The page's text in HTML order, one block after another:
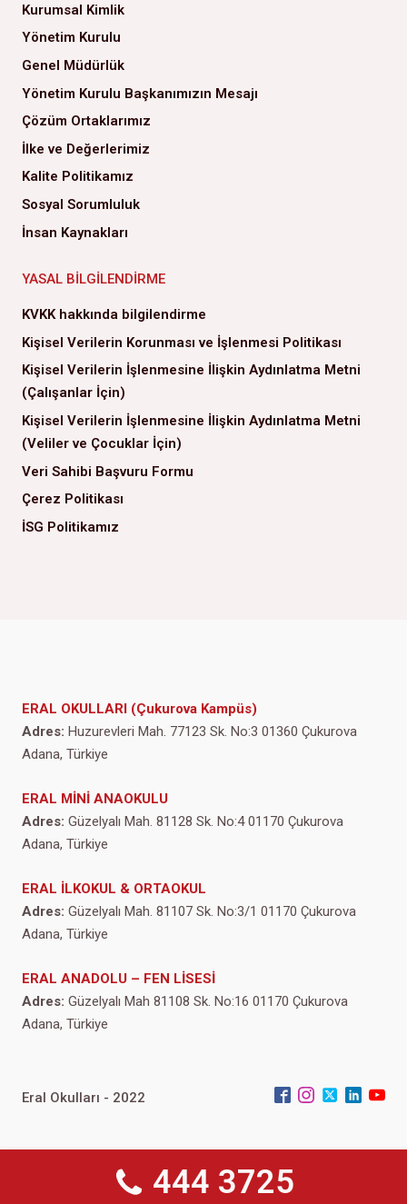
Kurumsal Kimlik
Yönetim Kurulu
Genel Müdürlük
Yönetim Kurulu Başkanımızın Mesajı
Çözüm Ortaklarımız
İlke ve Değerlerimiz
Kalite Politikamız
Sosyal Sorumluluk
İnsan Kaynakları
YASAL BILGILENDIRME
KVKK hakkında bilgilendirme
Kişisel Verilerin Korunması ve İşlenmesi Politikası
Kişisel Verilerin İşlenmesine İlişkin Aydınlatma Metni
(Çalışanlar İçin)
Kişisel Verilerin İşlenmesine İlişkin Aydınlatma Metni
(Veliler ve Çocuklar İçin)
Veri Sahibi Başvuru Formu
Çerez Politikası
İSG Politikamız
ERAL OKULLARI (Çukurova Kampüs)
Adres: Huzurevleri Mah. 77123 Sk. No:3 01360 Çukurova
Adana, Türkiye
ERAL MİNİ ANAOKULU
Adres: Güzelyalı Mah. 81128 Sk. No:4 01170 Çukurova
Adana, Türkiye
ERAL İLKOKUL & ORTAOKUL
Adres: Güzelyalı Mah. 81107 Sk. No:3/1 01170 Çukurova
Adana, Türkiye
ERAL ANADOLU – FEN LİSESİ
Adres: Güzelyalı Mah 81108 Sk. No:16 01170 Çukurova
Adana, Türkiye
Eral Okulları - 2022
444 3725